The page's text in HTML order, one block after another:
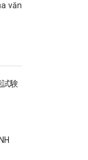
văn
試験